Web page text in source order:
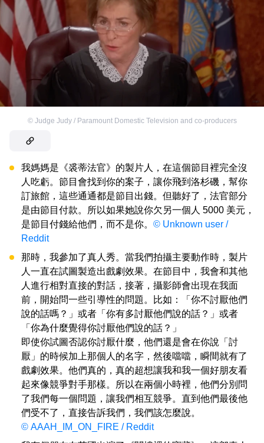
© Judge Judy / Paramount Domestic Television and co-producers
我媽媽是《裘蒂法官》的製片人，在這個節目裡完全沒
人吃虧。節目會找到你的案子，讓你飛到洛杉磯，幫你
訂旅館，這些通通都是節目出錢。但聽好了，法官部分
是由節目付款。所以如果她說你欠另一個人 5000 美元，
是節目付錢給他們，而不是你。 © Unknown user /
Reddit
那時，我參加了真人秀。當我們拍攝主要動作時，製片
人一直在試圖製造出戲劇效果。在節目中，我會和其他
人進行相對直接的對話，接著，攝影師會出現在我面
前，開始問一些引導性的問題。比如：「你不討厭他們
說的話嗎？」或者「你有多討厭他們說的話？」或者
「你為什麼覺得你討厭他們說的話？」
即使你試圖否認你討厭什麼，他們還是會在你說「討
厭」的時候加上那個人的名字，然後噹噹，瞬間就有了
戲劇效果。他們真的，真的超想讓我和我一個好朋友看
起來像競爭對手那樣。所以在兩個小時裡，他們分別問
了我們每一個問題，讓我們相互競爭。直到他們最後他
們受不了，直接告訴我們，我們該怎麼說。
© AAAH_IM_ON_FIRE / Reddit